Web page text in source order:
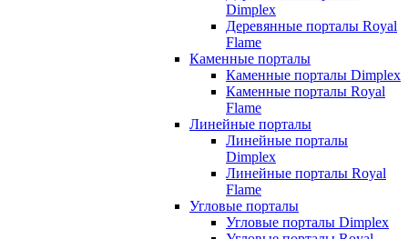
Dimplex
Деревянные порталы Royal
Flame
Каменные порталы
Каменные порталы Dimplex
Каменные порталы Royal
Flame
Линейные порталы
Линейные порталы
Dimplex
Линейные порталы Royal
Flame
Угловые порталы
Угловые порталы Dimplex